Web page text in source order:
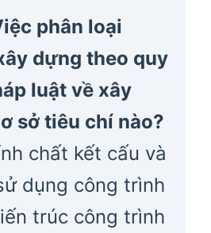
phân loại
dựng theo quy
luật về xây
sở tiêu chí nào?
chất kết cấu và
dụng công trình
trúc công trình